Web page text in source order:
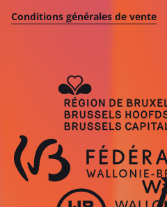
Conditions générales de vente